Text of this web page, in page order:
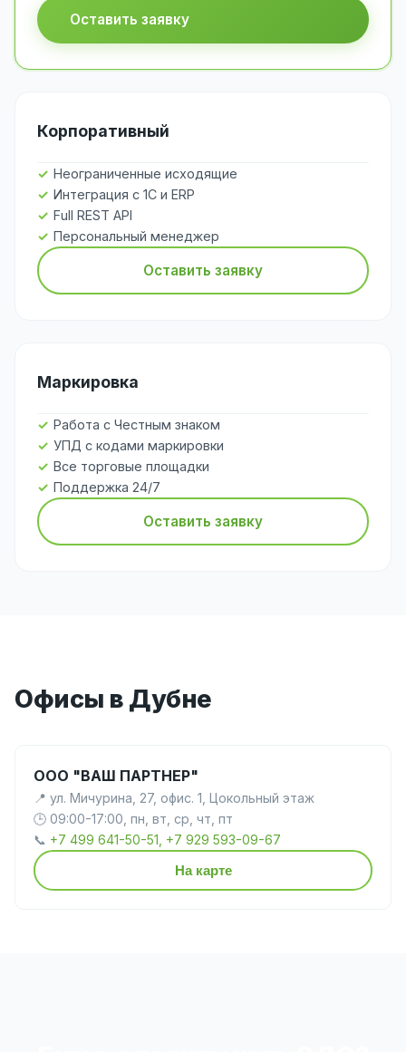
Оставить заявку
Корпоративный
Неограниченные исходящие
Интеграция с 1С и ERP
Full REST API
Персональный менеджер
Оставить заявку
Маркировка
Работа с Честным знаком
УПД с кодами маркировки
Все торговые площадки
Поддержка 24/7
Оставить заявку
Офисы в Дубне
ООО "ВАШ ПАРТНЕР"
📍 ул. Мичурина, 27, офис. 1, Цокольный этаж
🕒 09:00-17:00, пн, вт, ср, чт, пт
📞 +7 499 641-50-51, +7 929 593-09-67
На карте